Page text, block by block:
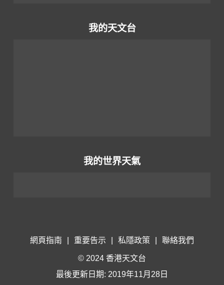
我的天文台
我的世界天氣
網頁指南 重要告示 私隱政策 聯絡我們
© 2024 香港天文台
最後更新日期: 2019年11月28日